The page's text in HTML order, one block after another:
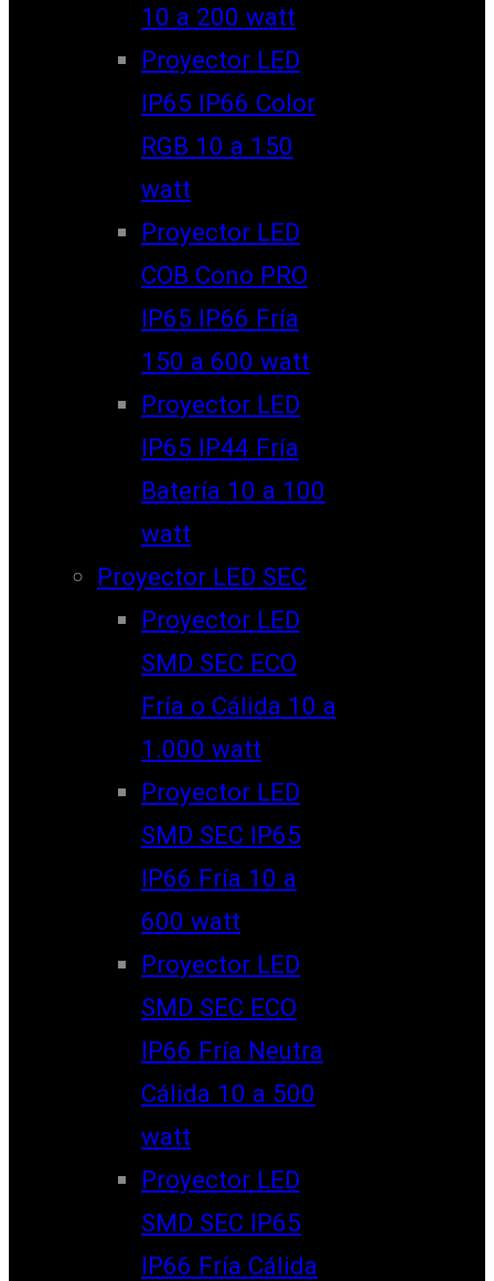
10 a 200 watt
Proyector LED
IP65 IP66 Color
RGB 10 a 150
watt
Proyector LED
COB Cono PRO
IP65 IP66 Fría
150 a 600 watt
Proyector LED
IP65 IP44 Fría
Batería 10 a 100
watt
Proyector LED SEC
Proyector LED
SMD SEC ECO
Fría o Cálida 10 a
1.000 watt
Proyector LED
SMD SEC IP65
IP66 Fría 10 a
600 watt
Proyector LED
SMD SEC ECO
IP66 Fría Neutra
Cálida 10 a 500
watt
Proyector LED
SMD SEC IP65
IP66 Fría Cálida